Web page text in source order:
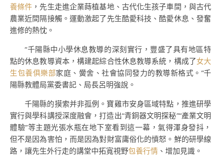
養條件 ，先生走進企業蒔植基地、古代化生孩子車間，與古代
農業近間隔接觸。運動激起了先生酷愛科技、酷愛休息、發奮
進修的熱忱。
“千陽縣中小學休息教導的深刻實行，豐盛了具有地區特
點的休息教導資本，構建起綜合性休息教導系統，構成了女大
生包養俱樂部家庭、黌舍、社會協同發力的教導新格式。”千
陽縣教體局黨委書記、局長呂明強說。
千陽縣的摸索并非孤例。寶雞市安身區域特點，推進研學
實行與學科講授深度融會，打造出“青銅器文明探秘”“產業文明
體驗”等主題光張水瓶在地下室看到這一幕，氣得渾身發抖，
但不是因為害怕，而是因為對財富庸俗化的憤怒。鮮的研學線
路，讓先生外行走的講堂中拓寬視野包養行情 、增加見識。